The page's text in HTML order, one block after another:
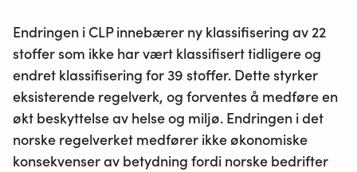
Endringen i CLP innebærer ny klassifisering av 22
stoffer som ikke har vært klassifisert tidligere og
endret klassifisering for 39 stoffer. Dette styrker
eksisterende regelverk, og forventes å medføre en
økt beskyttelse av helse og miljø. Endringen i det
norske regelverket medfører ikke økonomiske
konsekvenser av betydning fordi norske bedrifter